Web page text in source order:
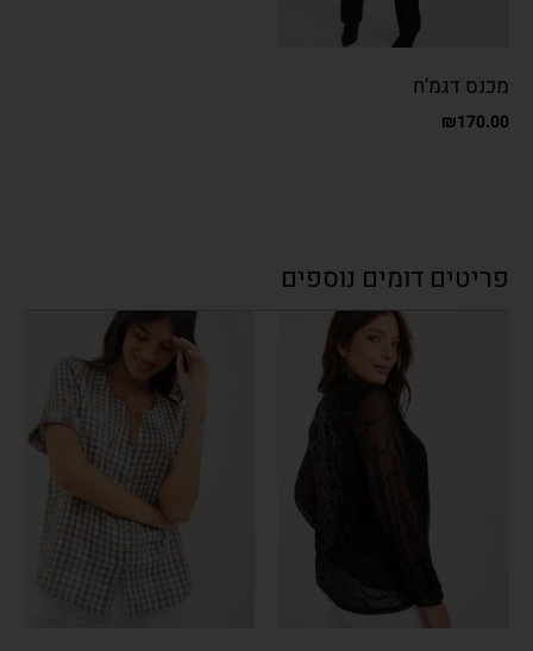
מכנס דגמ’ח
₪170.00
פריטים דומים נוספים